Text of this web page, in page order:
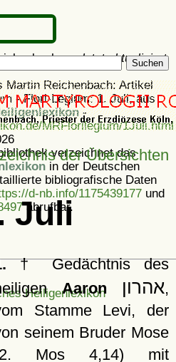
Suchen
der Übersichten
Juli
† Gedächtnis des
Aaron אהרון,
Stamme Levi, der
seinem Bruder Mose
Mos 4,14) mit
-zuletzt aktualisiert
Martin Reichenbach: Artikel
- Flori-Legium: 1. Juli, aus
-
MRFlorilegium/1Juli.html
verzeichnet das
in der Deutschen
bibliografische Daten
d-nb.info/1175439177 und
abrufbar.
Heiligenlexikon